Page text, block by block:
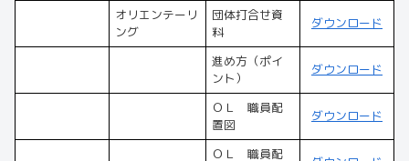
オリエンテーリ
ング
団体打合せ資
料
ダウンロード
進め方（ポイ
ント）
ダウンロード
ＯＬ 職員配
置図
ダウンロード
ＯＬ 職員配